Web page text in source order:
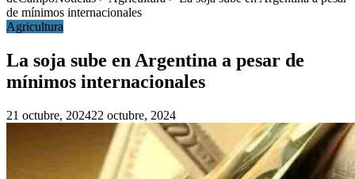
de mínimos internacionales
Agricultura
La soja sube en Argentina a pesar de
mínimos internacionales
21 octubre, 202422 octubre, 2024